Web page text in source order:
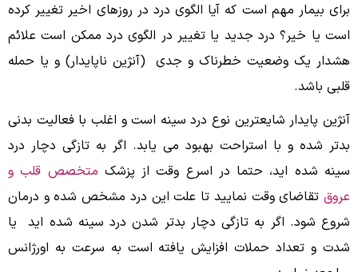
برای بیمار مهم است که آیا الگوی درد در روزهای اخیر تغییر کرده
است یا خیر؟ درد جدید یا تغییر در الگوی درد ممکن است علائم
هشدار یک وضعیت خطرناک و جدی (آنژین ناپایدار) و یا حمله
قلبی باشد.
آنژین پایدار شایعترین نوع درد سینه است و اغلب با فعالیت بدنی
بدتر شده و با استراحت بهبود می یابد. اگر به تازگی دچار درد
سینه شده اید، حتما در اسرع وقت از پزشک متخصص قلب و
عروق تقاضای وقت نمایید تا علت این درد مشخص شده و درمان
شروع شود. اگر به تازگی دچار بدتر شدن درد سینه شده اید یا
شدت و تعداد حملات افزایش یافته است به سرعت به اورژانس